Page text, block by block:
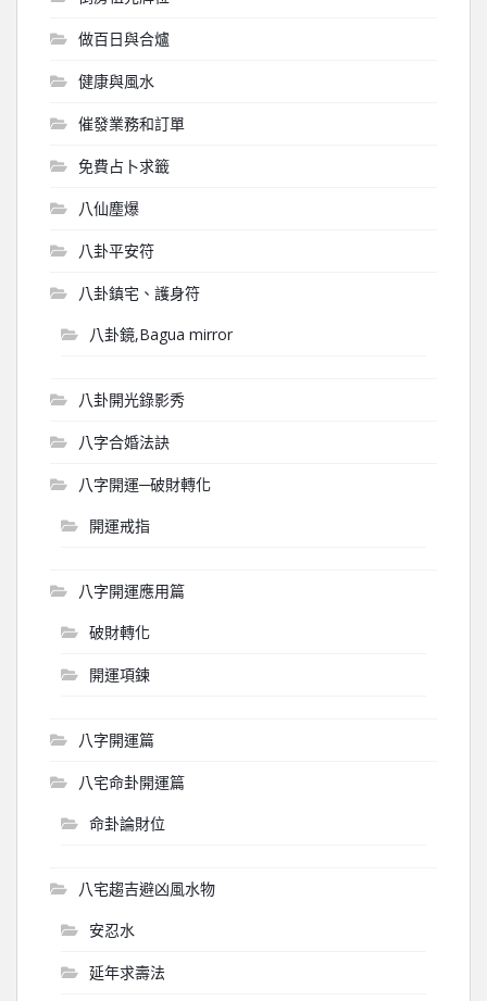
做百日與合爐
健康與風水
催發業務和訂單
免費占卜求籤
八仙塵爆
八卦平安符
八卦鎮宅、護身符
八卦鏡,Bagua mirror
八卦開光錄影秀
八字合婚法訣
八字開運─破財轉化
開運戒指
八字開運應用篇
破財轉化
開運項鍊
八字開運篇
八宅命卦開運篇
命卦論財位
八宅趨吉避凶風水物
安忍水
延年求壽法